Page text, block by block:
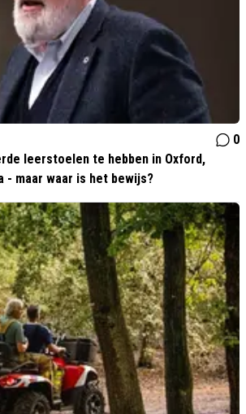
0
leerstoelen te hebben in Oxford,
- maar waar is het bewijs?